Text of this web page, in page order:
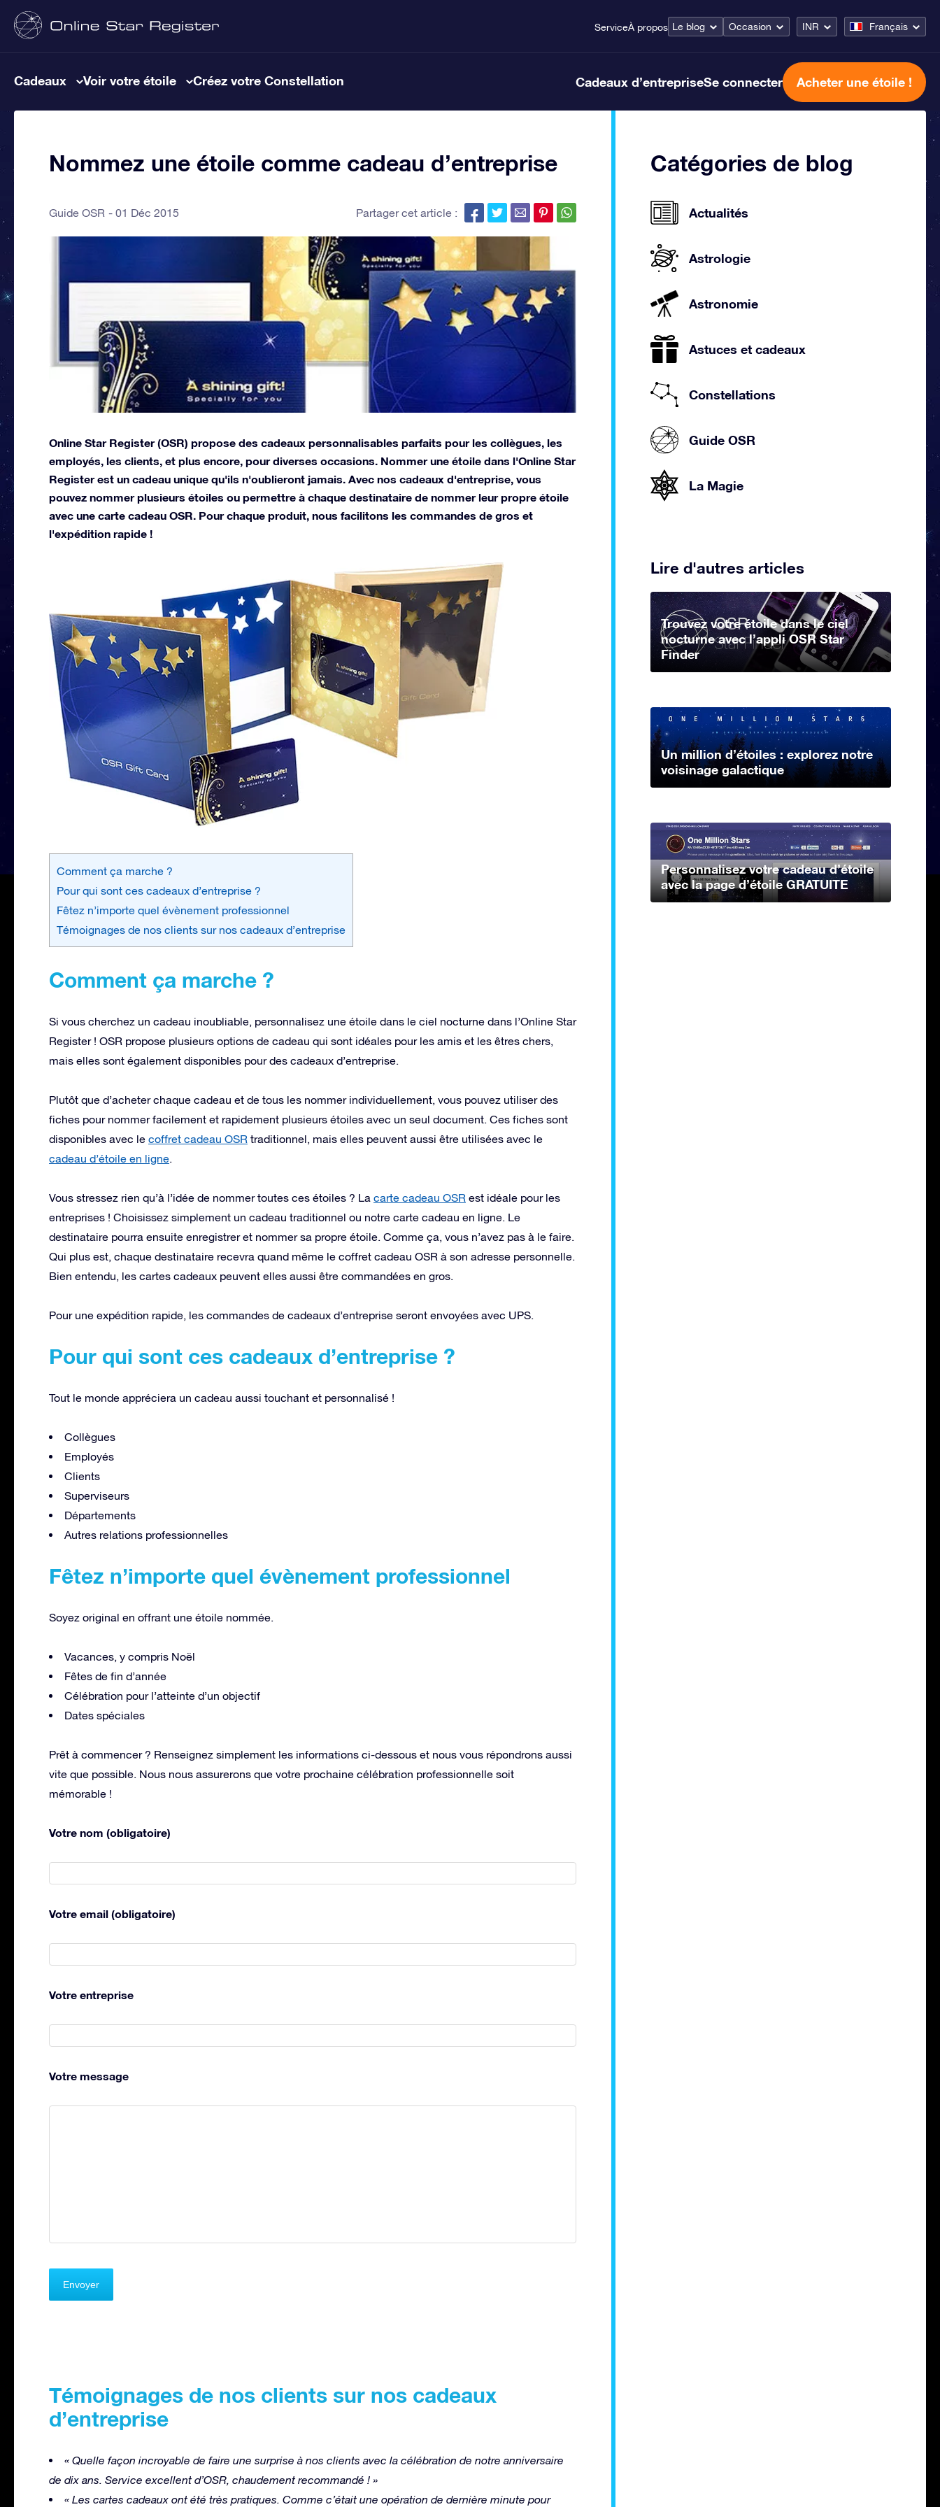
ServiceÀ propos Le blog Occasion INR Français
Cadeaux Voir votre étoile Créez votre Constellation Cadeaux d’entrepriseSe connecter Acheter une étoile !
Nommez une étoile comme cadeau d’entreprise
Guide OSR 01 Déc 2015 Partager cet article :
Online Star Register (OSR) propose des cadeaux personnalisables parfaits pour les collègues, les
employés, les clients, et plus encore, pour diverses occasions. Nommer une étoile dans l'Online Star
Register est un cadeau unique qu'ils n'oublieront jamais. Avec nos cadeaux d'entreprise, vous
pouvez nommer plusieurs étoiles ou permettre à chaque destinataire de nommer leur propre étoile
avec une carte cadeau OSR. Pour chaque produit, nous facilitons les commandes de gros et
l'expédition rapide !
Comment ça marche ?
Pour qui sont ces cadeaux d’entreprise ?
Fêtez n’importe quel évènement professionnel
Témoignages de nos clients sur nos cadeaux d’entreprise
Comment ça marche ?
Si vous cherchez un cadeau inoubliable, personnalisez une étoile dans le ciel nocturne dans l’Online Star
Register ! OSR propose plusieurs options de cadeau qui sont idéales pour les amis et les êtres chers,
mais elles sont également disponibles pour des cadeaux d’entreprise.
Plutôt que d’acheter chaque cadeau et de tous les nommer individuellement, vous pouvez utiliser des
fiches pour nommer facilement et rapidement plusieurs étoiles avec un seul document. Ces fiches sont
disponibles avec le coffret cadeau OSR traditionnel, mais elles peuvent aussi être utilisées avec le
cadeau d’étoile en ligne.
Vous stressez rien qu’à l’idée de nommer toutes ces étoiles ? La carte cadeau OSR est idéale pour les
entreprises ! Choisissez simplement un cadeau traditionnel ou notre carte cadeau en ligne. Le
destinataire pourra ensuite enregistrer et nommer sa propre étoile. Comme ça, vous n’avez pas à le faire.
Qui plus est, chaque destinataire recevra quand même le coffret cadeau OSR à son adresse personnelle.
Bien entendu, les cartes cadeaux peuvent elles aussi être commandées en gros.
Pour une expédition rapide, les commandes de cadeaux d’entreprise seront envoyées avec UPS.
Pour qui sont ces cadeaux d’entreprise ?
Tout le monde appréciera un cadeau aussi touchant et personnalisé !
Collègues
Employés
Clients
Superviseurs
Départements
Autres relations professionnelles
Fêtez n’importe quel évènement professionnel
Soyez original en offrant une étoile nommée.
Vacances, y compris Noël
Fêtes de fin d’année
Célébration pour l’atteinte d’un objectif
Dates spéciales
Prêt à commencer ? Renseignez simplement les informations ci-dessous et nous vous répondrons aussi
vite que possible. Nous nous assurerons que votre prochaine célébration professionnelle soit
mémorable !
Votre nom (obligatoire)
Votre email (obligatoire)
Votre entreprise
Votre message
Témoignages de nos clients sur nos cadeaux
d’entreprise
« Quelle façon incroyable de faire une surprise à nos clients avec la célébration de notre anniversaire
de dix ans. Service excellent d’OSR, chaudement recommandé ! »
« Les cartes cadeaux ont été très pratiques. Comme c’était une opération de dernière minute pour
Catégories de blog
Actualités
Astrologie
Astronomie
Astuces et cadeaux
Constellations
Guide OSR
La Magie
Lire d'autres articles
Trouvez votre étoile dans le ciel
nocturne avec l’appli OSR Star
Finder
Un million d’étoiles : explorez notre
voisinage galactique
Personnalisez votre cadeau d’étoile
avec la page d’étoile GRATUITE